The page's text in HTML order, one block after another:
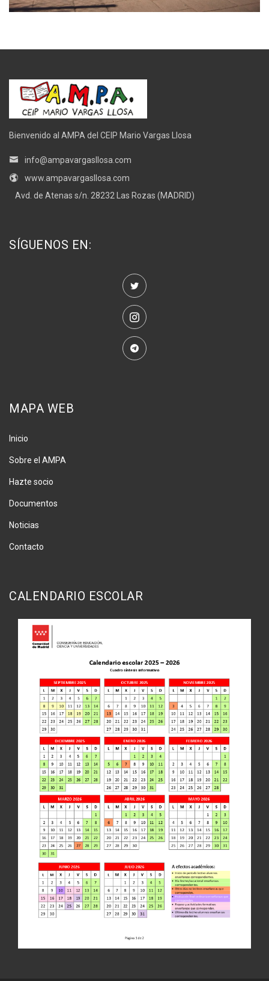
Bienvenido al AMPA del CEIP Mario Vargas Llosa
info@ampavargasllosa.com
www.ampavargasllosa.com
Avd. de Atenas s/n. 28232 Las Rozas (MADRID)
SÍGUENOS EN:
MAPA WEB
Inicio
Sobre el AMPA
Hazte socio
Documentos
Noticias
Contacto
CALENDARIO ESCOLAR